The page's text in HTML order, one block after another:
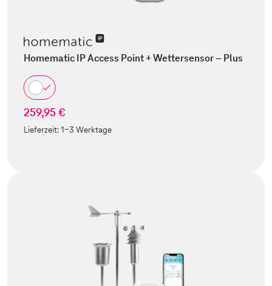
Homematic IP Access Point + Wettersensor – Plus
259,95 €
Lieferzeit:1-3 Werktage